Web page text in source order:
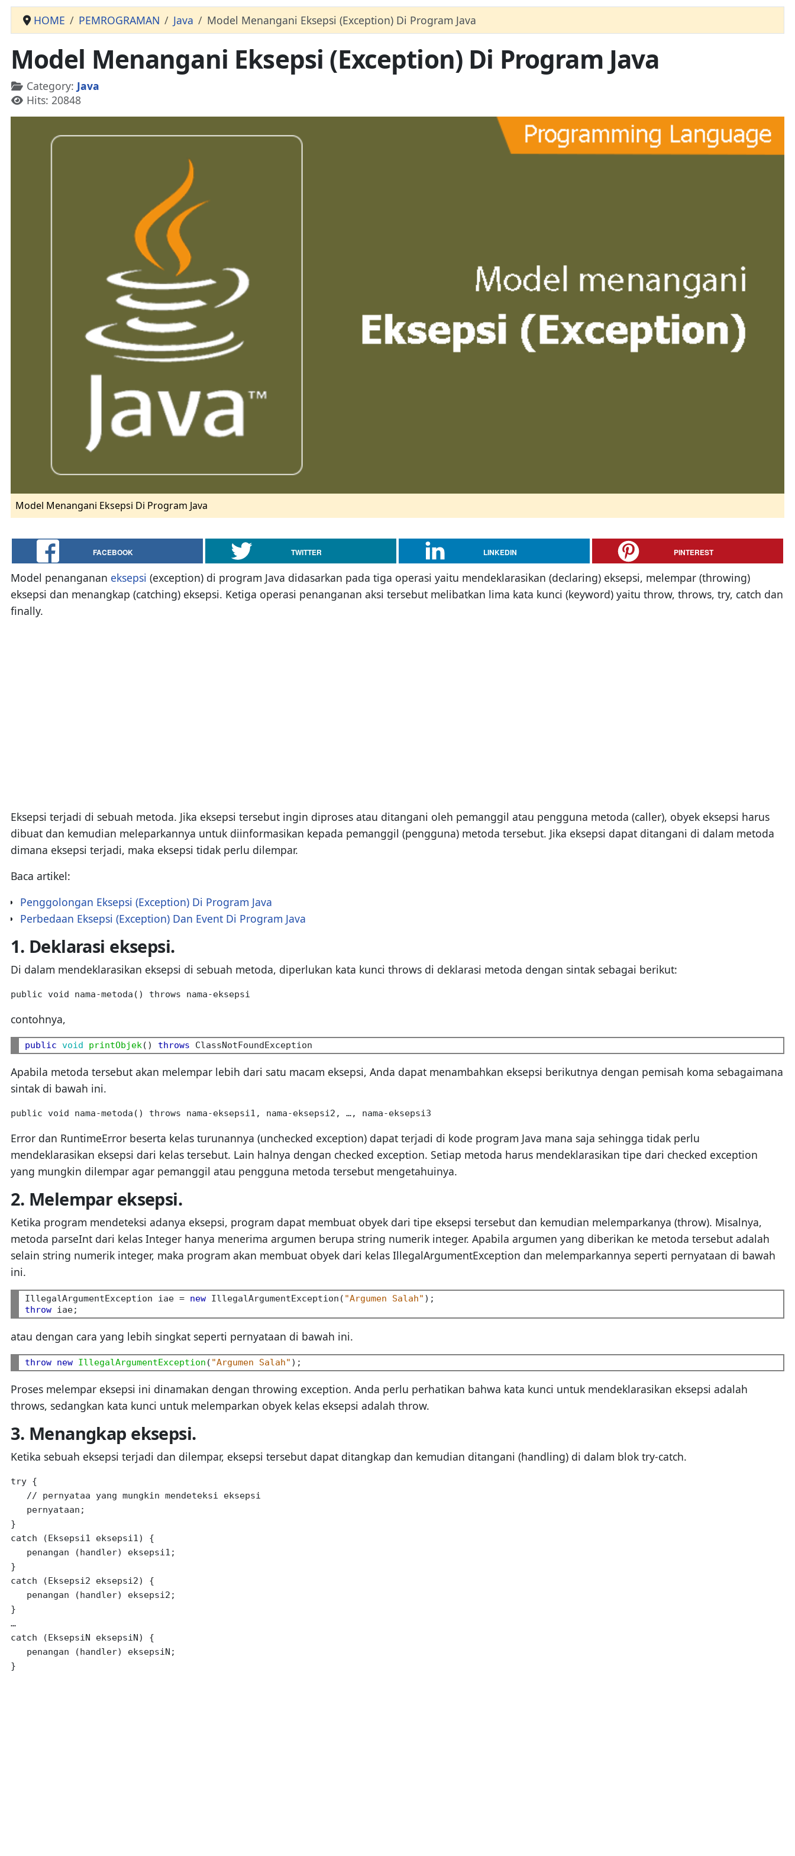
HOME PEMROGRAMAN Java Model Menangani Eksepsi (Exception) Di Program Java
Model Menangani Eksepsi (Exception) Di Program Java
Details
Category: Java
Hits: 20848
Model Menangani Eksepsi Di Program Java
FACEBOOK TWITTER LINKEDIN PINTEREST
Model penanganan eksepsi (exception) di program Java didasarkan pada tiga operasi yaitu mendeklarasikan (declaring) eksepsi, melempar (throwing)
eksepsi dan menangkap (catching) eksepsi. Ketiga operasi penanganan aksi tersebut melibatkan lima kata kunci (keyword) yaitu throw, throws, try, catch dan
finally.
Eksepsi terjadi di sebuah metoda. Jika eksepsi tersebut ingin diproses atau ditangani oleh pemanggil atau pengguna metoda (caller), obyek eksepsi harus
dibuat dan kemudian meleparkannya untuk diinformasikan kepada pemanggil (pengguna) metoda tersebut. Jika eksepsi dapat ditangani di dalam metoda
dimana eksepsi terjadi, maka eksepsi tidak perlu dilempar.
Baca artikel:
Penggolongan Eksepsi (Exception) Di Program Java
Perbedaan Eksepsi (Exception) Dan Event Di Program Java
1. Deklarasi eksepsi.
Di dalam mendeklarasikan eksepsi di sebuah metoda, diperlukan kata kunci throws di deklarasi metoda dengan sintak sebagai berikut:
public void nama-metoda() throws nama-eksepsi
contohnya,
public void printObjek() throws
Apabila metoda tersebut akan melempar lebih dari satu macam eksepsi, Anda dapat menambahkan eksepsi berikutnya dengan pemisah koma sebagaimana
sintak di bawah ini.
public void nama-metoda() throws nama-eksepsi1, nama-eksepsi2, …, nama-eksepsi3
Error dan RuntimeError beserta kelas turunannya (unchecked exception) dapat terjadi di kode program Java mana saja sehingga tidak perlu
mendeklarasikan eksepsi dari kelas tersebut. Lain halnya dengan checked exception. Setiap metoda harus mendeklarasikan tipe dari checked exception
yang mungkin dilempar agar pemanggil atau pengguna metoda tersebut mengetahuinya.
2. Melempar eksepsi.
Ketika program mendeteksi adanya eksepsi, program dapat membuat obyek dari tipe eksepsi tersebut dan kemudian melemparkanya (throw). Misalnya,
metoda parseInt dari kelas Integer hanya menerima argumen berupa string numerik integer. Apabila argumen yang diberikan ke metoda tersebut adalah
selain string numerik integer, maka program akan membuat obyek dari kelas IllegalArgumentException dan melemparkannya seperti pernyataan di bawah
ini.
IllegalArgumentException iae = new IllegalArgumentException( "Argumen Salah"
throw
atau dengan cara yang lebih singkat seperti pernyataan di bawah ini.
throw new IllegalArgumentException ( "Argumen Salah"
Proses melempar eksepsi ini dinamakan dengan throwing exception. Anda perlu perhatikan bahwa kata kunci untuk mendeklarasikan eksepsi adalah
throws, sedangkan kata kunci untuk melemparkan obyek kelas eksepsi adalah throw.
3. Menangkap eksepsi.
Ketika sebuah eksepsi terjadi dan dilempar, eksepsi tersebut dapat ditangkap dan kemudian ditangani (handling) di dalam blok try-catch.
try {
// pernyataa yang mungkin mendeteksi eksepsi
pernyataan;
}
catch (Eksepsi1 eksepsi1) {
penangan (handler) eksepsi1;
}
catch (Eksepsi2 eksepsi2) {
penangan (handler) eksepsi2;
}
…
catch (EksepsiN eksepsiN) {
penangan (handler) eksepsiN;
}